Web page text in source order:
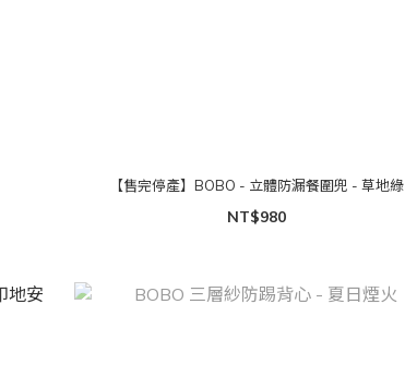
【售完停產】BOBO - 立體防漏餐圍兜 - 草地綠
NT$980